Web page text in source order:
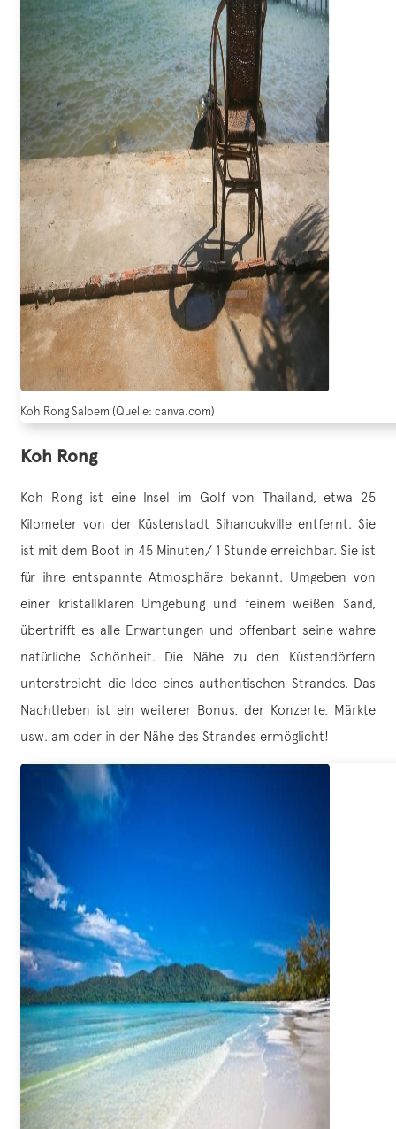
Koh Rong Saloem (Quelle: canva.com)
Koh Rong
Koh Rong ist eine Insel im Golf von Thailand, etwa 25
Kilometer von der Küstenstadt Sihanoukville entfernt. Sie
ist mit dem Boot in 45 Minuten/ 1 Stunde erreichbar. Sie ist
für ihre entspannte Atmosphäre bekannt. Umgeben von
einer kristallklaren Umgebung und feinem weißen Sand,
übertrifft es alle Erwartungen und offenbart seine wahre
natürliche Schönheit. Die Nähe zu den Küstendörfern
unterstreicht die Idee eines authentischen Strandes. Das
Nachtleben ist ein weiterer Bonus, der Konzerte, Märkte
usw. am oder in der Nähe des Strandes ermöglicht!